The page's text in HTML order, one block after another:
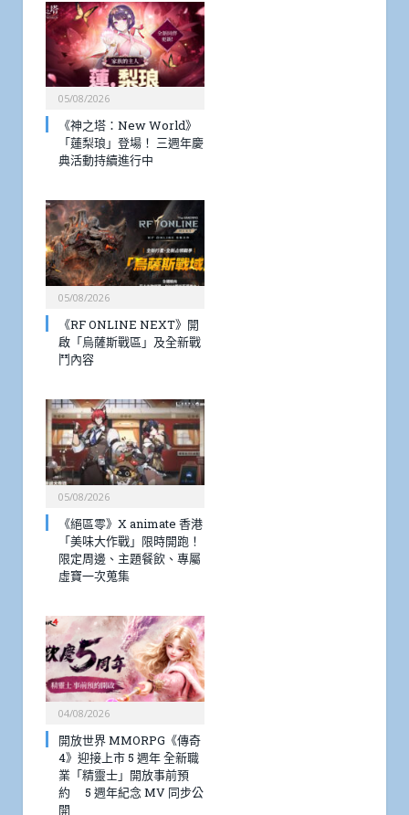
05/08/2026
《神之塔：New World》
「蓮梨琅」登場！ 三週年慶
典活動持續進行中
05/08/2026
《RF ONLINE NEXT》開
啟「烏薩斯戰區」及全新戰
鬥內容
05/08/2026
《絕區零》X animate 香港
「美味大作戰」限時開跑！
限定周邊、主題餐飲、專屬
虛寶一次蒐集
04/08/2026
開放世界 MMORPG《傳奇
4》迎接上市 5 週年 全新職
業「精靈士」開放事前預
約 5 週年紀念 MV 同步公
開